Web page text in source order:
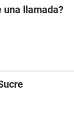
una llamada?